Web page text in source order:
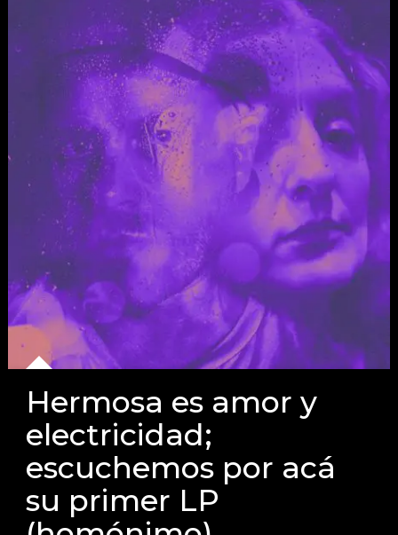
Hermosa es amor y
electricidad;
escuchemos por acá
su primer LP